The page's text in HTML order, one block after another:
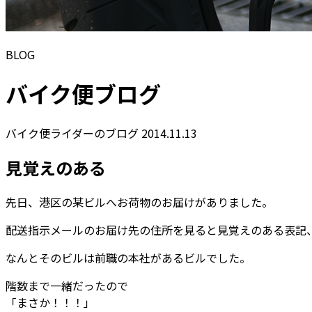
BLOG
バイク便ブログ
バイク便ライダーのブログ 2014.11.13
見覚えのある
先日、港区の某ビルへお荷物のお届けがありました。
配送指示メールのお届け先の住所を見ると見覚えのある表記
なんとそのビルは前職の本社があるビルでした。
階数まで一緒だったので
「まさか！！！」